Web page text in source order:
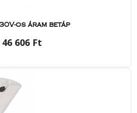
os áram betáp
46 606 Ft